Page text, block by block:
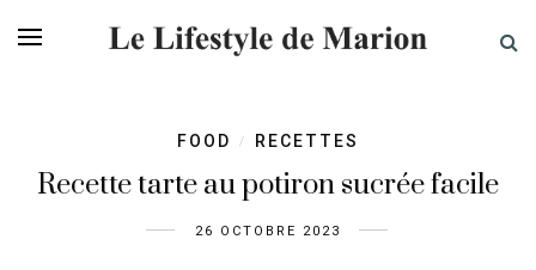
FOOD / RECETTES
Recette tarte au potiron sucrée facile
26 OCTOBRE 2023